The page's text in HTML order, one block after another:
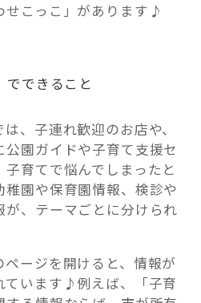
せこっこ」があります♪
でできること
、子連れ歓迎のお店や、
園ガイドや子育て支援セ
育てで悩んでしまったと
稚園や保育園情報、検診や
が、テーマごとに分けられ
ージを開けると、情報が
ています♪例えば、「子育